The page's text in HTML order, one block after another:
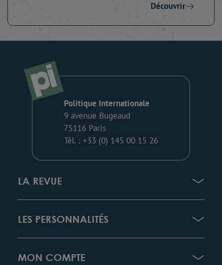
Découvrir
Politique Internationale
9 avenue Bugeaud
75116 Paris
Tél. : +33 (0) 145 00 15 26
LA REVUE
LES PERSONNALITÉS
MON COMPTE